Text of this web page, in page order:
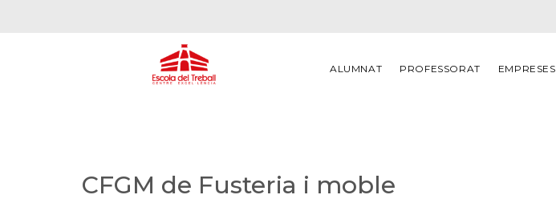
ALUMNAT PROFESSORAT EMPRESES
CFGM de Fusteria i moble